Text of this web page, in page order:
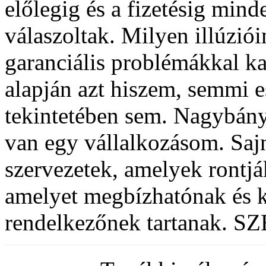
előlegig és a fizetésig
válaszoltak. Milyen
garanciális problémákkal
alapján azt hiszem, semmi
tekintetében sem.
van egy vállalkozásom.
szervezetek, amelyek
amelyet megbízhatónak és
rendelkezőnek tartanak.